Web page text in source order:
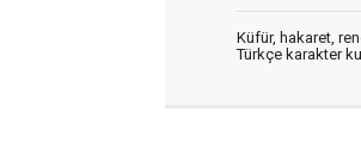
Küfür, hakaret,
Türkçe karakter